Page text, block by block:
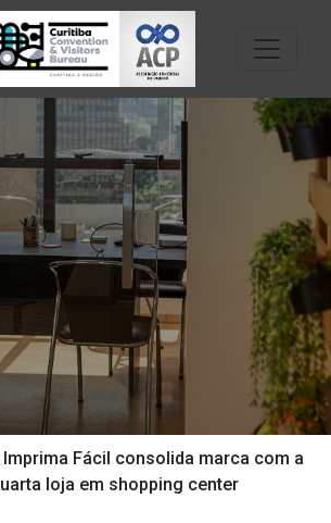
Imprima Fácil consolida marca com a
loja em shopping center